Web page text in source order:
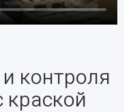
контроля
краской